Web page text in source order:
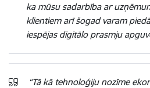
ka mūsu sadarbība ar
klientiem arī šogad varam
iespējas digitālo prasmju
“Tā kā tehnoloģiju nozīme